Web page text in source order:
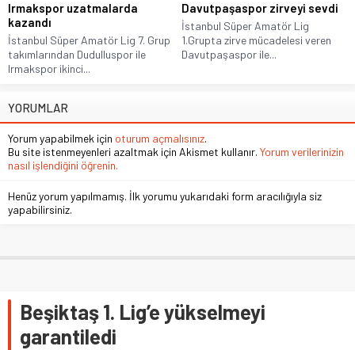
Irmakspor uzatmalarda
kazandı
İstanbul Süper Amatör Lig 7. Grup
takımlarından Dudulluspor ile
Irmakspor ikinci...
Davutpaşaspor zirveyi sevdi
İstanbul Süper Amatör Lig
1.Grupta zirve mücadelesi veren
Davutpaşaspor ile...
YORUMLAR
Yorum yapabilmek için oturum açmalısınız.
Bu site istenmeyenleri azaltmak için Akismet kullanır. Yorum verilerinizin
nasıl işlendiğini öğrenin.
Henüz yorum yapılmamış. İlk yorumu yukarıdaki form aracılığıyla siz
yapabilirsiniz.
Beşiktaş 1. Lig’e yükselmeyi
garantiledi